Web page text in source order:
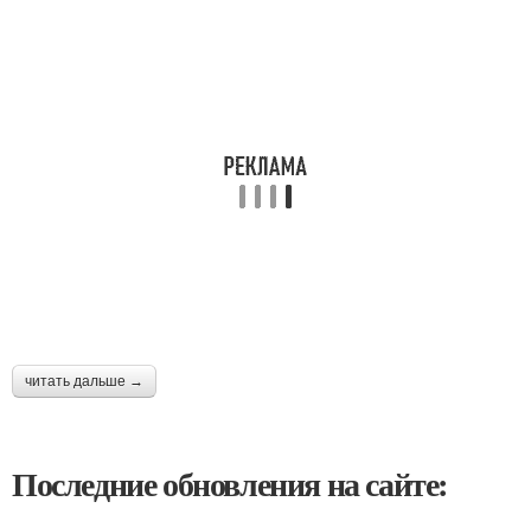
читать дальше →
Последние обновления на сайте: